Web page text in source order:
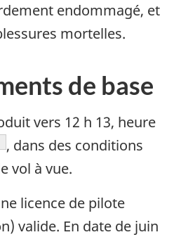
endommagé, et
mortelles.
de base
vers 12 h 13, heure
de bas de page
, dans des conditions
vol à vue.
licence de pilote
valide. En date de juin